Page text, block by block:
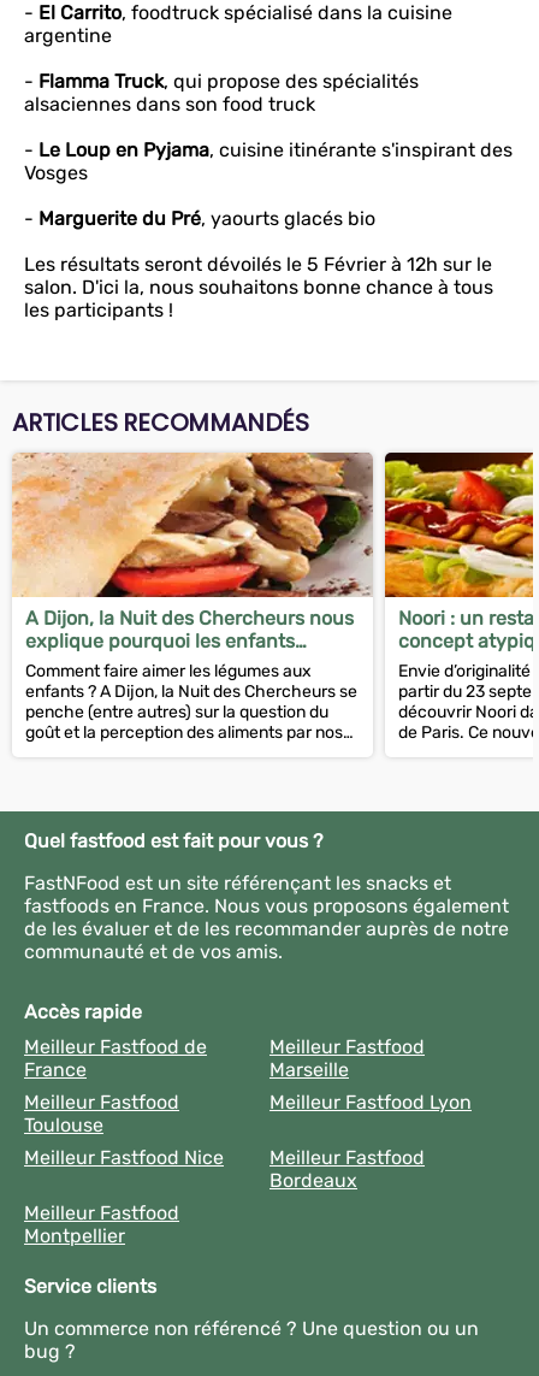
- El Carrito, foodtruck spécialisé dans la cuisine
argentine
- Flamma Truck, qui propose des spécialités
alsaciennes dans son food truck
- Le Loup en Pyjama, cuisine itinérante s'inspirant des
Vosges
- Marguerite du Pré, yaourts glacés bio
Les résultats seront dévoilés le 5 Février à 12h sur le
salon. D'ici la, nous souhaitons bonne chance à tous
les participants !
ARTICLES RECOMMANDÉS
A Dijon, la Nuit des Chercheurs nous
explique pourquoi les enfants
préfèrent les frites aux épinards
Comment faire aimer les légumes aux
enfants ? A Dijon, la Nuit des Chercheurs se
penche (entre autres) sur la question du
goût et la perception des aliments par nos
bambins.
Noori : un
concept
tacosushi
Envie
partir du 23
découvrir Noori
de Paris. Ce
imaginé par Axel
Quel fastfood est fait pour vous ?
FastNFood est un site référençant les snacks et
fastfoods en France. Nous vous proposons également
de les évaluer et de les recommander auprès de notre
communauté et de vos amis.
Accès rapide
Meilleur Fastfood de
France
Meilleur Fastfood
Marseille
Meilleur Fastfood
Toulouse
Meilleur Fastfood Lyon
Meilleur Fastfood Nice
Meilleur Fastfood
Bordeaux
Meilleur Fastfood
Montpellier
Service clients
Un commerce non référencé ? Une question ou un
bug ?